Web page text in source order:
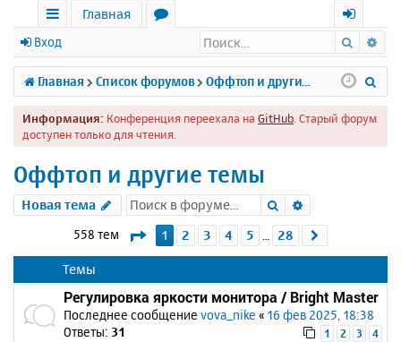
с
ы
л
к
Главная
р
у
м
х
о
д
Вход Поиск
Главная Список форумов
Информация: Конференция переехала на GitHub . Старый форум
доступен только для чтения.
Оффтоп и другие темы
Новая тема Поиск
558 тем Страница1 из 28
1 2 3 4 5 28
Темы
Регулировка яркости монитора / Bright Master
Последнее сообщение vova_nike « 16 фев 2025, 18:38
Ответы: 31 1 2 3 4